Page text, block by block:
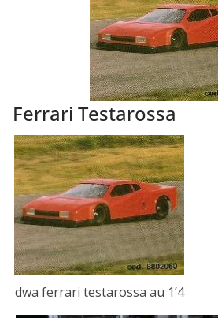
Ferrari Testarossa
dwa ferrari testarossa au 1’4